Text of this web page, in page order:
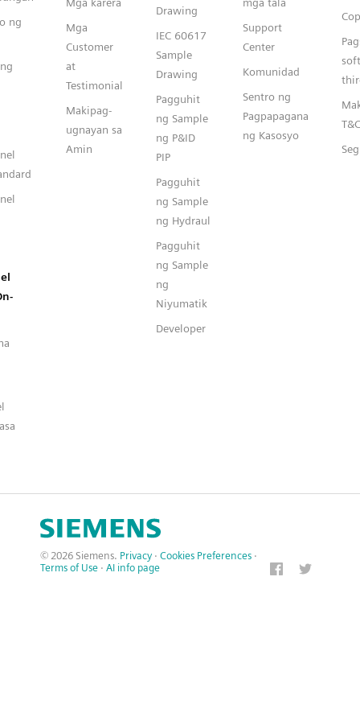
ng
Mga karera
Mga
Customer
at
Testimonial
Makipag-
ugnayan sa
Amin
Drawing
IEC 60617
Sample
Drawing
Pagguhit
ng Sample
ng P&ID
PIP
Pagguhit
ng Sample
ng Hydraul
Pagguhit
ng Sample
ng
Niyumatik
Developer
mga tala
Support
Center
Komunidad
Sentro ng
Pagpapagana
ng Kasosyo
T&C
© 2026 Siemens. Privacy · Cookies Preferences ·
Terms of Use · AI info page